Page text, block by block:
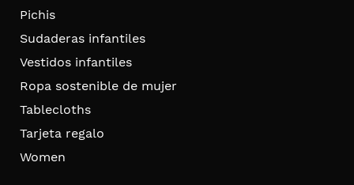
Pichis
Sudaderas infantiles
Vestidos infantiles
Ropa sostenible de mujer
Tablecloths
Tarjeta regalo
Women